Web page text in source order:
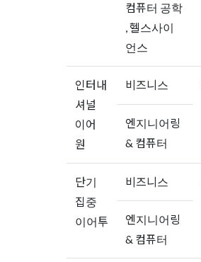
컴퓨터 공학
, 헬스사이
언스
인터내
셔널
이어
원
비즈니스
엔지니어링
& 컴퓨터
단기
집중
이어투
비즈니스
엔지니어링
& 컴퓨터